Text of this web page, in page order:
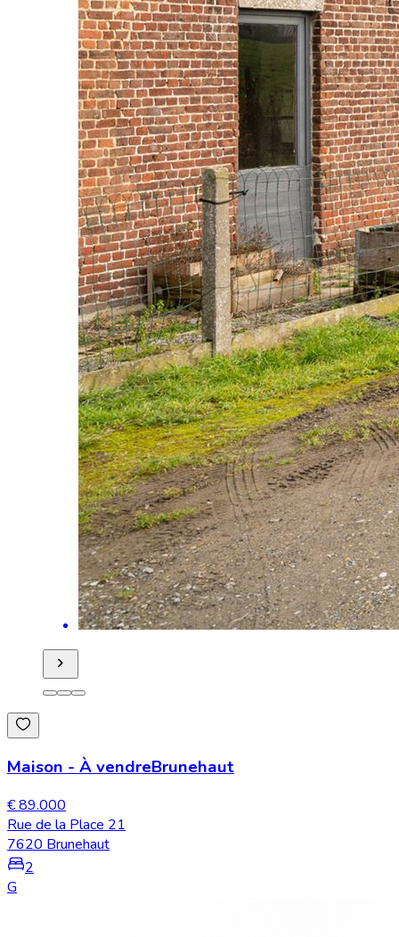
Maison - À vendreBrunehaut
€ 89.000
Rue de la Place 21
7620 Brunehaut
2
G